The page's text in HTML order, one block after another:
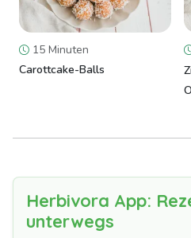
15 Minuten
Carottcake-Balls
Herbivora App:
unterwegs